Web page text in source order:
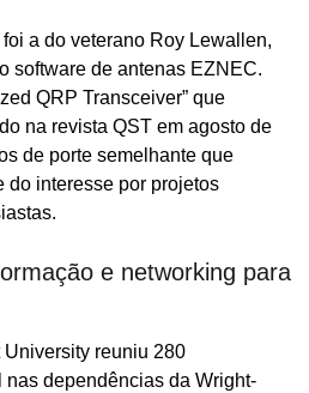
a do veterano Roy Lewallen,
software de antenas EZNEC.
QRP Transceiver” que
na revista QST em agosto de
de porte semelhante que
do interesse por projetos
e networking para
reuniu 280
nas dependências da Wright-